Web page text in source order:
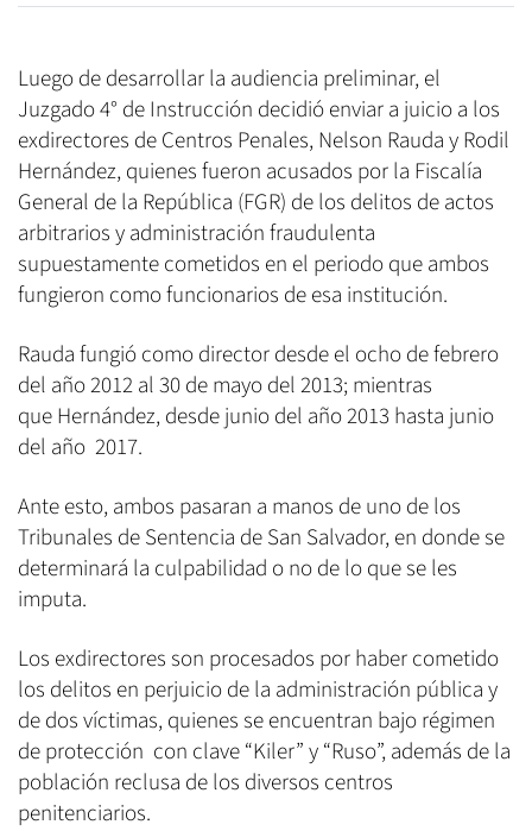
Luego de desarrollar la audiencia preliminar, el
Juzgado 4° de Instrucción decidió enviar a juicio a los
exdirectores de Centros Penales, Nelson Rauda y Rodil
Hernández, quienes fueron acusados por la Fiscalía
General de la República (FGR) de los delitos de actos
arbitrarios y administración fraudulenta
supuestamente cometidos en el periodo que ambos
fungieron como funcionarios de esa institución.
Rauda fungió como director desde el ocho de febrero
del año 2012 al 30 de mayo del 2013; mientras
que Hernández, desde junio del año 2013 hasta junio
del año 2017.
Ante esto, ambos pasaran a manos de uno de los
Tribunales de Sentencia de San Salvador, en donde se
determinará la culpabilidad o no de lo que se les
imputa.
Los exdirectores son procesados por haber cometido
los delitos en perjuicio de la administración pública y
de dos víctimas, quienes se encuentran bajo régimen
de protección con clave “Kiler” y “Ruso”, además de la
población reclusa de los diversos centros
penitenciarios.